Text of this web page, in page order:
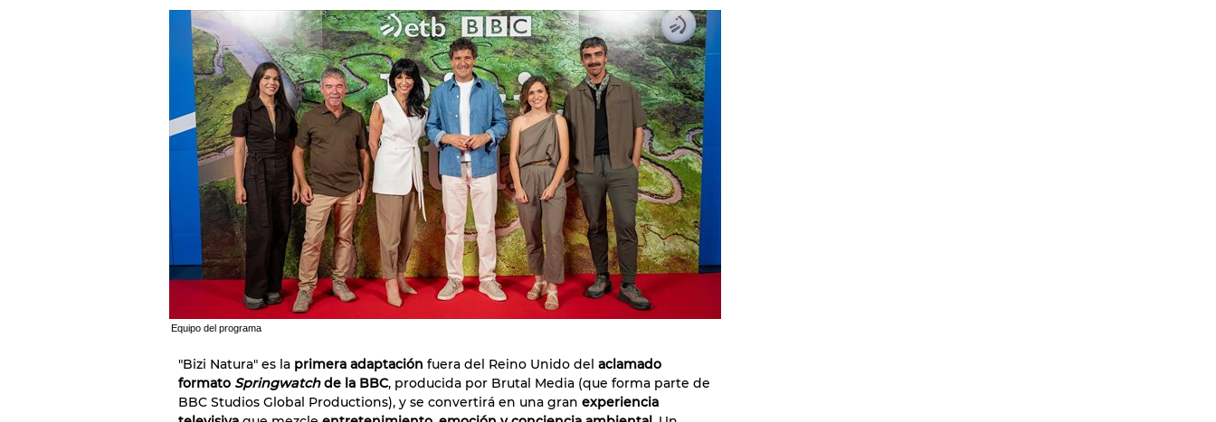
Equipo del programa
"Bizi Natura" es la primera adaptación fuera del Reino Unido del aclamado
formato Springwatchde la BBC, producida por Brutal Media (que forma parte de
BBC Studios Global Productions), y se convertirá en una gran experiencia